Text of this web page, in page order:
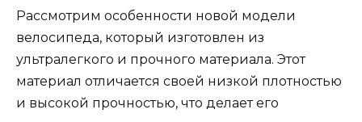
Рассмотрим особенности новой модели
велосипеда, который изготовлен из
ультралегкого и прочного материала. Этот
материал отличается своей низкой плотностью
и высокой прочностью, что делает его